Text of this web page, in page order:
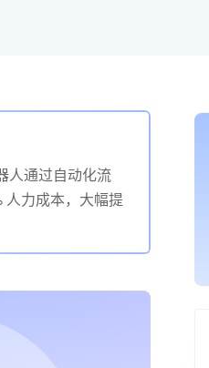
人通过自动化流
力成本，大幅提